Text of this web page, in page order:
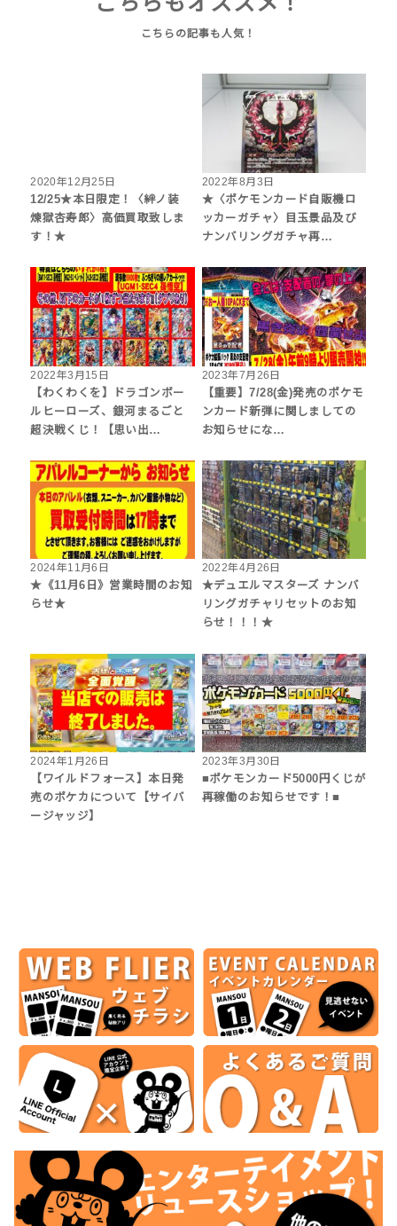
2020年12月25日
12/25★本日限定！〈絆ノ装
煉獄杏寿郎〉高価買取致しま
す！★
2022年8月3日
★〈ポケモンカード自販機ロ
ッカーガチャ〉目玉景品及び
ナンバリングガチャ再…
2022年3月15日
【わくわくを】ドラゴンボー
ルヒーローズ、銀河まるごと
超決戦くじ！【思い出…
2023年7月26日
【重要】7/28(金)発売のポケモ
ンカード新弾に関しましての
お知らせにな…
2024年11月6日
★《11月6日》営業時間のお知
らせ★
2022年4月26日
★デュエルマスターズ ナンバ
リングガチャリセットのお知
らせ！！！★
2024年1月26日
【ワイルドフォース】本日発
売のポケカについて【サイバ
ージャッジ】
2023年3月30日
■ポケモンカード5000円くじが
再稼働のお知らせです！■